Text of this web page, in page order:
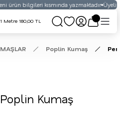
ürün bilgileri kısmında yazmaktadır Üyelikli
Poplin Kumaş
Kumaş